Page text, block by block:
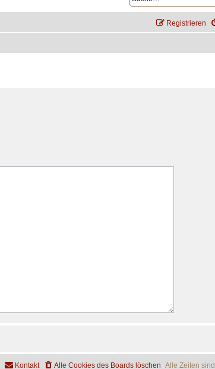
Registrieren
Alle Zeiten sind
Alle Cookies des Boards löschen
Kontakt